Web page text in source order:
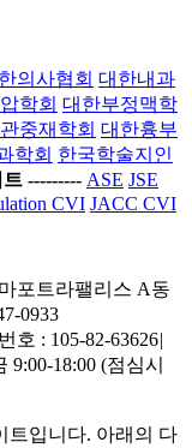
의사협회 대한내과
학회 대한부정맥학
중재학회 대한흉부
학회 한국학술지인
--------- ASE JSE
CVI JACC CVI
포트라팰리스 A동
0933
호 : 105-82-63626|
9:00-18:00 (점심시
트입니다. 아래의 다